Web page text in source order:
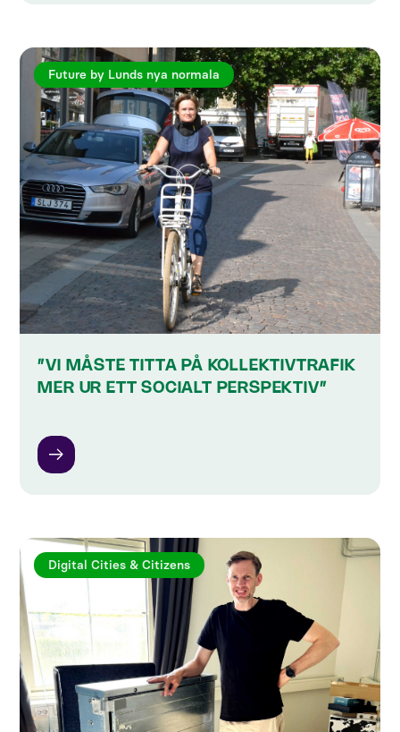
Future by Lunds nya normala
”VI MÅSTE TITTA PÅ KOLLEKTIVTRAFIK
MER UR ETT SOCIALT PERSPEKTIV”
Digital Cities & Citizens